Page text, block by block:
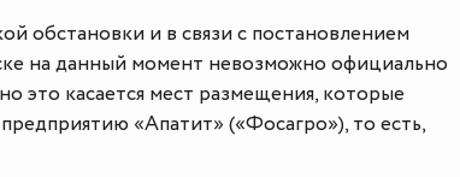
обстановки и в связи с постановлением
на данный момент невозможно официально
это касается мест размещения, которые
«Апатит» («Фосагро»), то есть,